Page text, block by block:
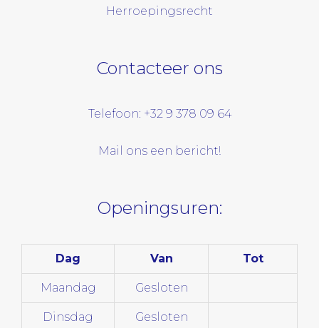
Herroepingsrecht
Contacteer ons
Telefoon: +32 9 378 09 64
Mail ons een bericht!
Openingsuren:
Dag Van Tot
Maandag Gesloten
Dinsdag Gesloten